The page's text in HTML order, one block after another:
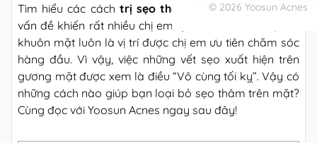
© 2026 Yoosun Acnes
Tìm hiểu các cách trị sẹo thâm ở mặtđược xem là
vấn đề khiến rất nhiều chị em quan tâm. Trên thực tế,
khuôn mặt luôn là vị trí được chị em ưu tiên chăm sóc
hàng đầu. Vì vậy, việc những vết sẹo xuất hiện trên
gương mặt được xem là điều “Vô cùng tối kỵ”. Vậy có
những cách nào giúp bạn loại bỏ sẹo thâm trên mặt?
Cùng đọc với Yoosun Acnes ngay sau đây!